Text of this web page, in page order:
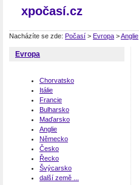
xpočasí.cz
Nacházíte se zde: Počasí > Evropa >Anglie
Evropa
Chorvatsko
Itálie
Francie
Bulharsko
Maďarsko
Anglie
Německo
Česko
Řecko
Švýcarsko
další země ...